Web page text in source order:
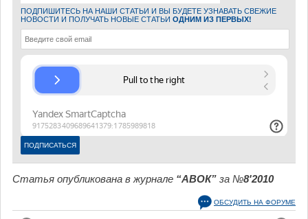
ПОДПИШИТЕСЬ НА НАШИ СТАТЬИ И ВЫ БУДЕТЕ УЗНАВАТЬ СВЕЖИЕ
НОВОСТИ И ПОЛУЧАТЬ НОВЫЕ СТАТЬИ ОДНИМ ИЗ ПЕРВЫХ!
Статья опубликована в журнале “АВОК” за №8'2010
ОБСУДИТЬ НА ФОРУМЕ